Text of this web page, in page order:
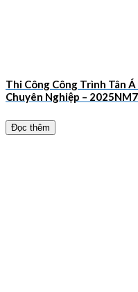
Thi Công Công Trình Tân
Chuyên Nghiệp –
Đọc thêm